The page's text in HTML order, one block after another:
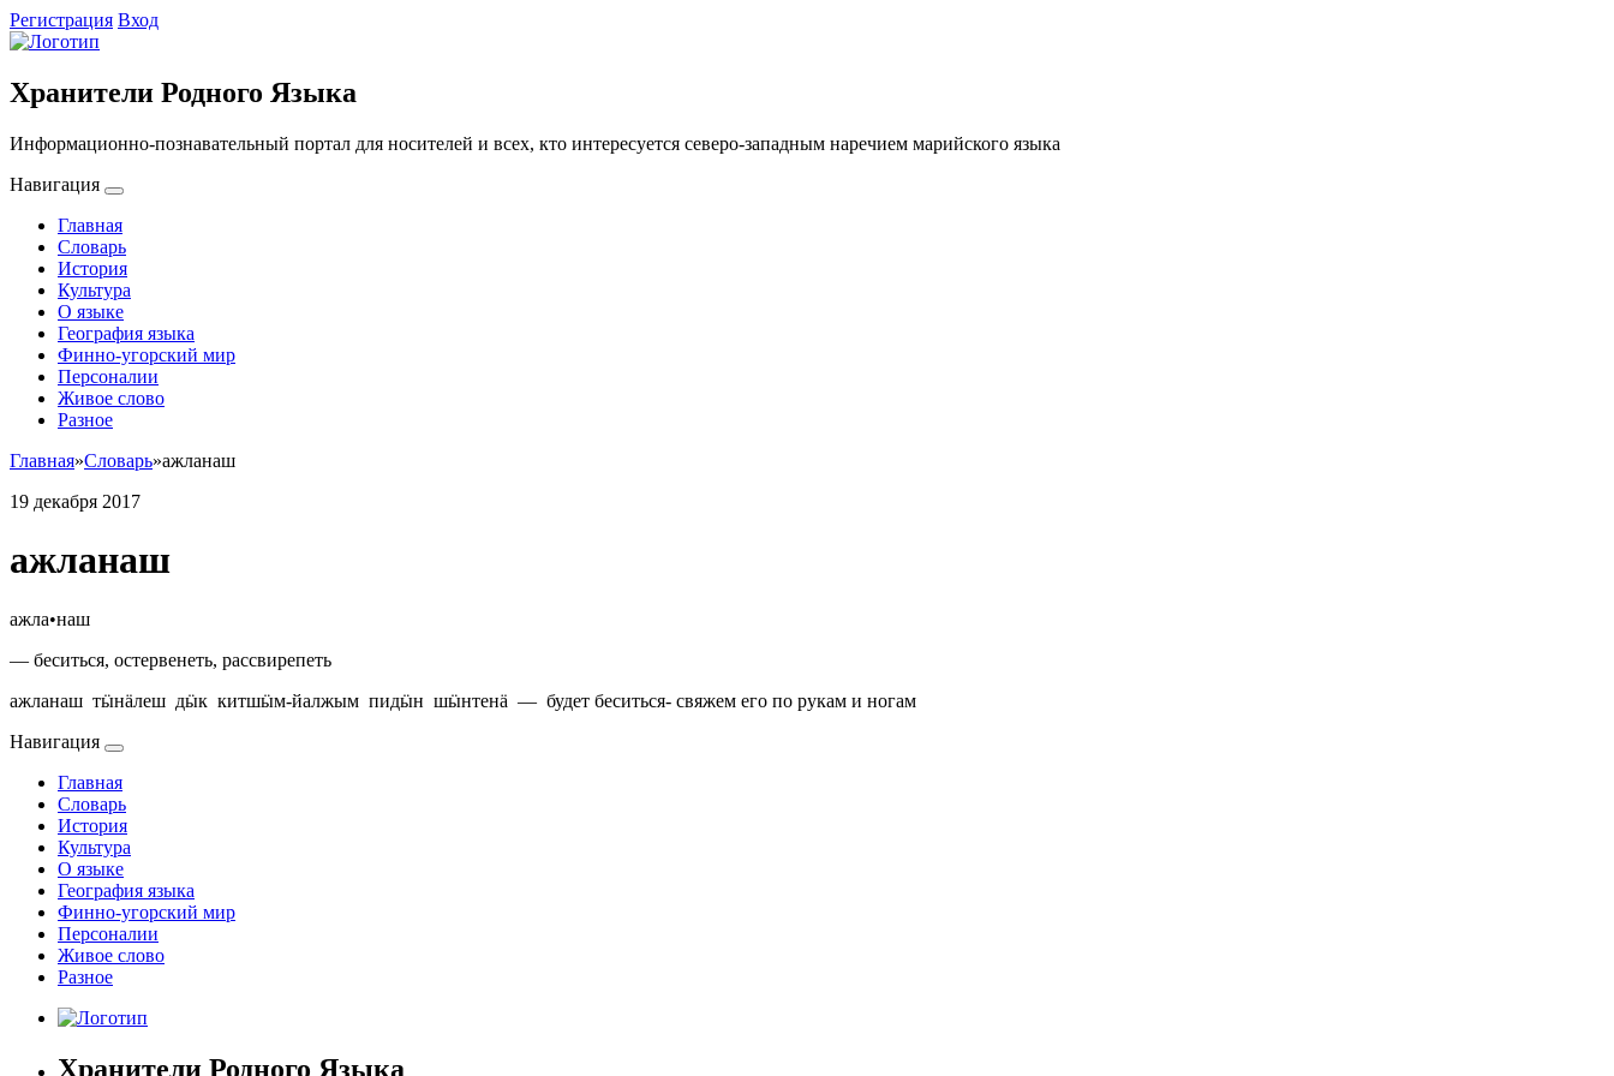
Регистрация Вход
Хранители Родного Языка
Информационно-познавательный портал для носителей и всех, кто интересуется северо-западным наречием марийского языка
Навигация
Главная
Словарь
История
Культура
О языке
География языка
Финно-угорский мир
Персоналии
Живое слово
Разное
Главная»Словарь»ажланаш
19 декабря 2017
ажланаш
ажла•наш
— беситься, остервенеть, рассвирепеть
ажланаш тӹнӓлеш дӹк китшӹм-йалжым пидӹн шӹнтенӓ — будет беситься- свяжем его по рукам и ногам
Навигация
Главная
Словарь
История
Культура
О языке
География языка
Финно-угорский мир
Персоналии
Живое слово
Разное
Хранители Родного Языка